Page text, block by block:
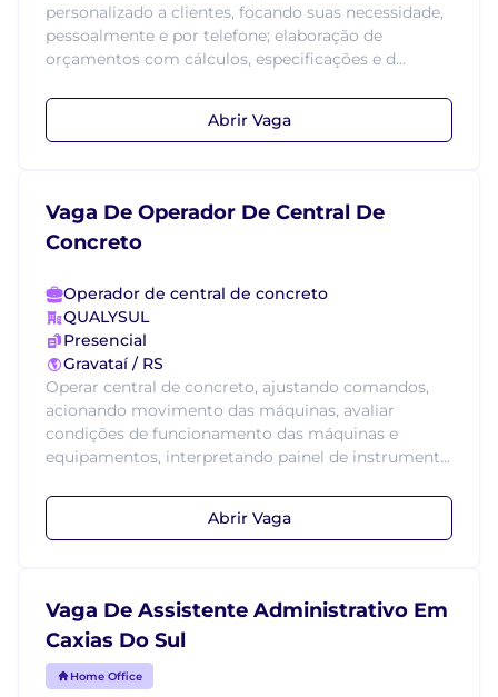
personalizado a clientes, focando suas necessidade,
pessoalmente e por telefone; elaboração de
orçamentos com cálculos, especificações e d...
Abrir Vaga
Vaga De Operador De Central De
Concreto
Operador de central de concreto
QUALYSUL
Presencial
Gravataí / RS
Operar central de concreto, ajustando comandos,
acionando movimento das máquinas, avaliar
condições de funcionamento das máquinas e
equipamentos, interpretando painel de instrument...
Abrir Vaga
Vaga De Assistente Administrativo Em
Caxias Do Sul
Home Office